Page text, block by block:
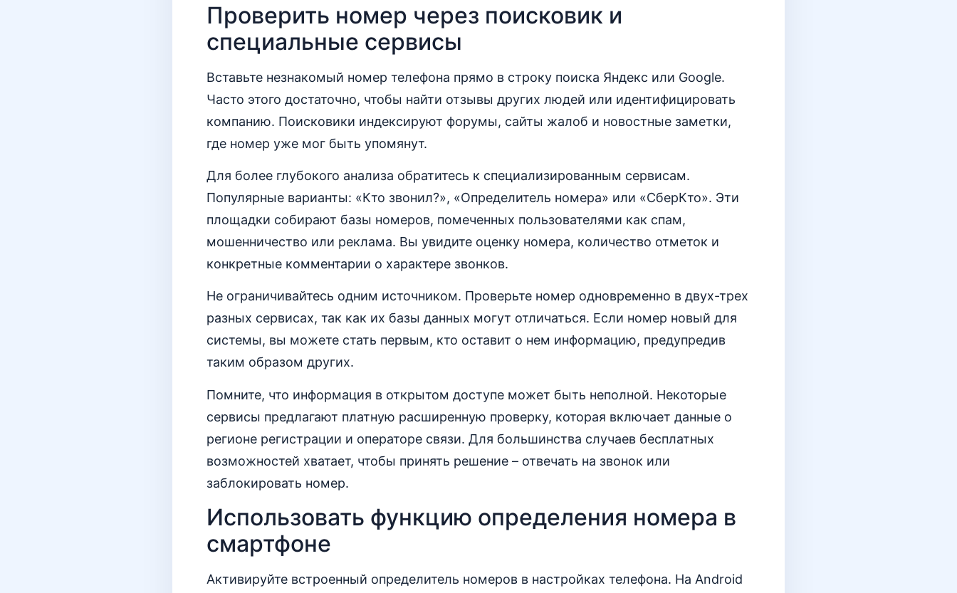
Проверить номер через поисковик и
специальные сервисы
Вставьте незнакомый номер телефона прямо в строку поиска Яндекс или Google.
Часто этого достаточно, чтобы найти отзывы других людей или идентифицировать
компанию. Поисковики индексируют форумы, сайты жалоб и новостные заметки,
где номер уже мог быть упомянут.
Для более глубокого анализа обратитесь к специализированным сервисам.
Популярные варианты: «Кто звонил?», «Определитель номера» или «СберКто». Эти
площадки собирают базы номеров, помеченных пользователями как спам,
мошенничество или реклама. Вы увидите оценку номера, количество отметок и
конкретные комментарии о характере звонков.
Не ограничивайтесь одним источником. Проверьте номер одновременно в двух-трех
разных сервисах, так как их базы данных могут отличаться. Если номер новый для
системы, вы можете стать первым, кто оставит о нем информацию, предупредив
таким образом других.
Помните, что информация в открытом доступе может быть неполной. Некоторые
сервисы предлагают платную расширенную проверку, которая включает данные о
регионе регистрации и операторе связи. Для большинства случаев бесплатных
возможностей хватает, чтобы принять решение – отвечать на звонок или
заблокировать номер.
Использовать функцию определения номера в
смартфоне
Активируйте встроенный определитель номеров в настройках телефона. На Android